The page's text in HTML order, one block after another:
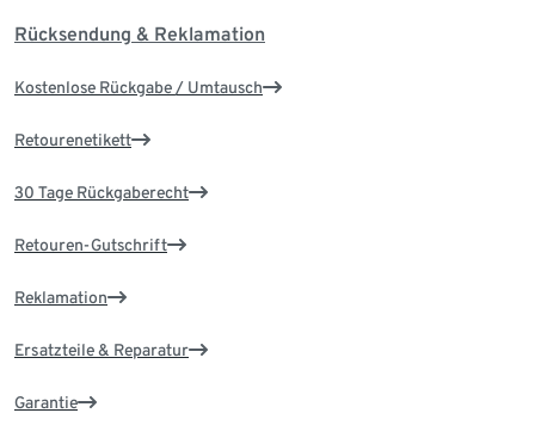
Rücksendung & Reklamation
Kostenlose Rückgabe / Umtausch
Retourenetikett
30 Tage Rückgaberecht
Retouren-Gutschrift
Reklamation
Ersatzteile & Reparatur
Garantie